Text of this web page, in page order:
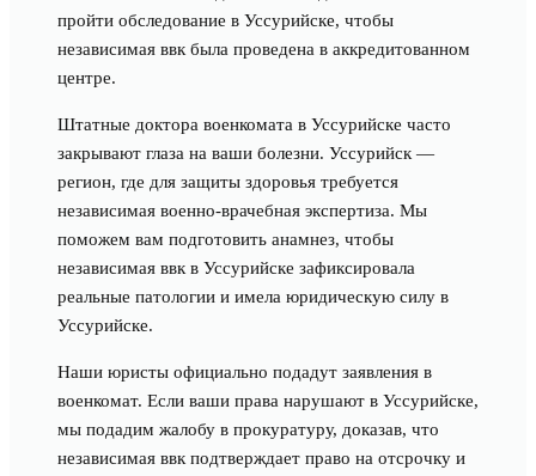
пройти обследование в Уссурийске, чтобы
независимая ввк была проведена в аккредитованном
центре.
Штатные доктора военкомата в Уссурийске часто
закрывают глаза на ваши болезни. Уссурийск —
регион, где для защиты здоровья требуется
независимая военно-врачебная экспертиза. Мы
поможем вам подготовить анамнез, чтобы
независимая ввк в Уссурийске зафиксировала
реальные патологии и имела юридическую силу в
Уссурийске.
Наши юристы официально подадут заявления в
военкомат. Если ваши права нарушают в Уссурийске,
мы подадим жалобу в прокуратуру, доказав, что
независимая ввк подтверждает право на отсрочку и